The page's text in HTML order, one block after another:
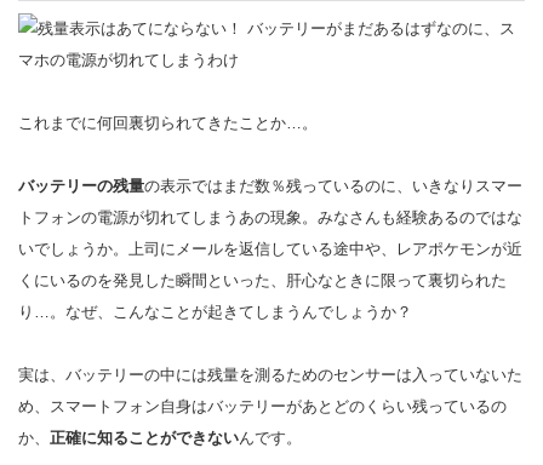
これまでに何回裏切られてきたことか…。
バッテリーの残量の表示ではまだ数％残っているのに、いきなりスマー
トフォンの電源が切れてしまうあの現象。みなさんも経験あるのではな
いでしょうか。上司にメールを返信している途中や、レアポケモンが近
くにいるのを発見した瞬間といった、肝心なときに限って裏切られた
り…。なぜ、こんなことが起きてしまうんでしょうか？
実は、バッテリーの中には残量を測るためのセンサーは入っていないた
め、スマートフォン自身はバッテリーがあとどのくらい残っているの
か、 正確に知ることができないんです。